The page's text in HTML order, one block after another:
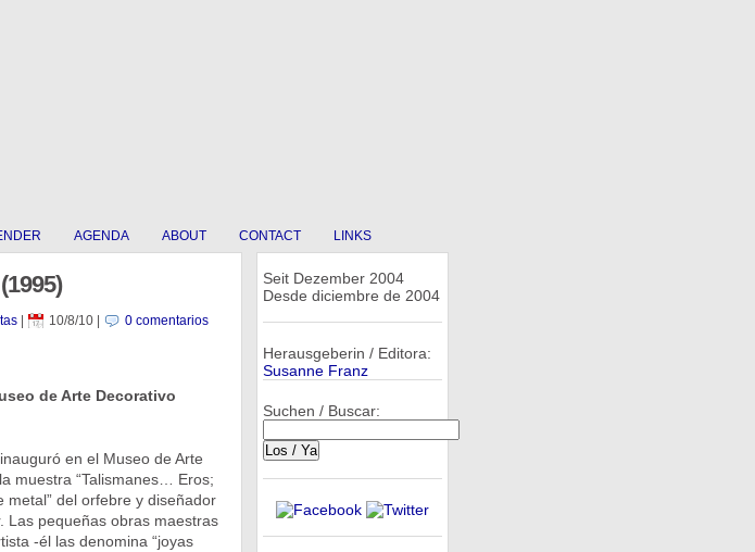
AGENDA ABOUT CONTACT LINKS
| 10/8/10| 0 comentarios
de Arte Decorativo
en el Museo de Arte
muestra “Talismanes… Eros;
metal” del orfebre y diseñador
Las pequeñas obras maestras
-él las denomina “joyas
Seit Dezember 2004
Desde diciembre de 2004
Herausgeberin / Editora:
Susanne Franz
Suchen / Buscar: